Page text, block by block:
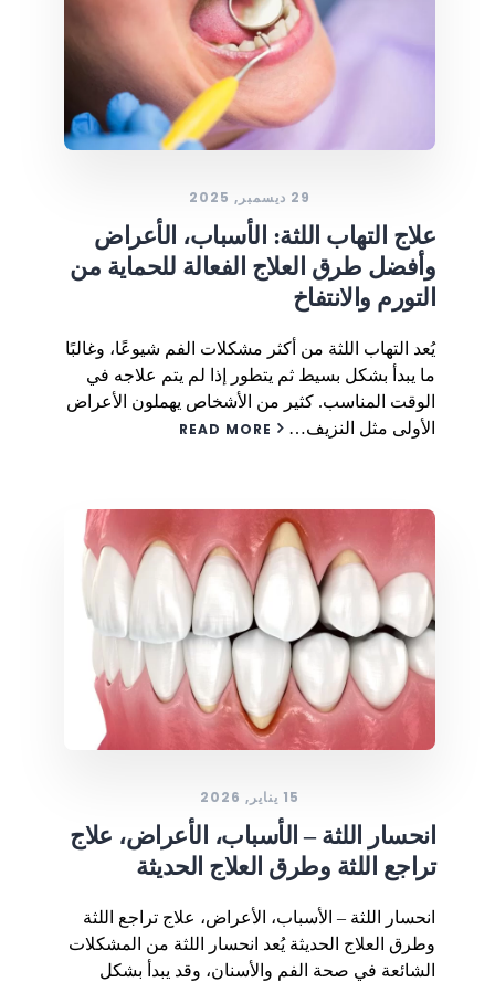
29 ديسمبر, 2025
علاج التهاب اللثة: الأسباب، الأعراض
وأفضل طرق العلاج الفعالة للحماية من
التورم والانتفاخ
يُعد التهاب اللثة من أكثر مشكلات الفم شيوعًا، وغالبًا
ما يبدأ بشكل بسيط ثم يتطور إذا لم يتم علاجه في
الوقت المناسب. كثير من الأشخاص يهملون الأعراض
الأولى مثل النزيف…
READ MORE
15 يناير, 2026
انحسار اللثة – الأسباب، الأعراض، علاج
تراجع اللثة وطرق العلاج الحديثة
انحسار اللثة – الأسباب، الأعراض، علاج تراجع اللثة
وطرق العلاج الحديثة يُعد انحسار اللثة من المشكلات
الشائعة في صحة الفم والأسنان، وقد يبدأ بشكل